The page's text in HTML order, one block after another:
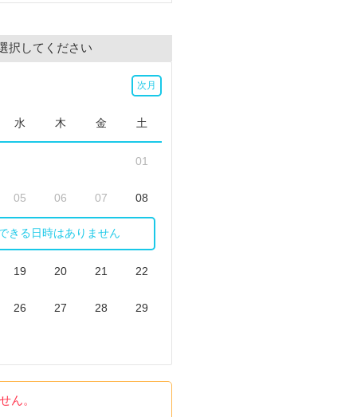
択してください
次月
水 木 金 土
01
05 06 07 08
12 13 14
19 20 21 22
26 27 28 29
きる日時はありません
ん。